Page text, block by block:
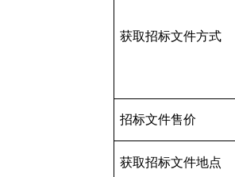
获取招标文件方式
招标文件售价
获取招标文件地点